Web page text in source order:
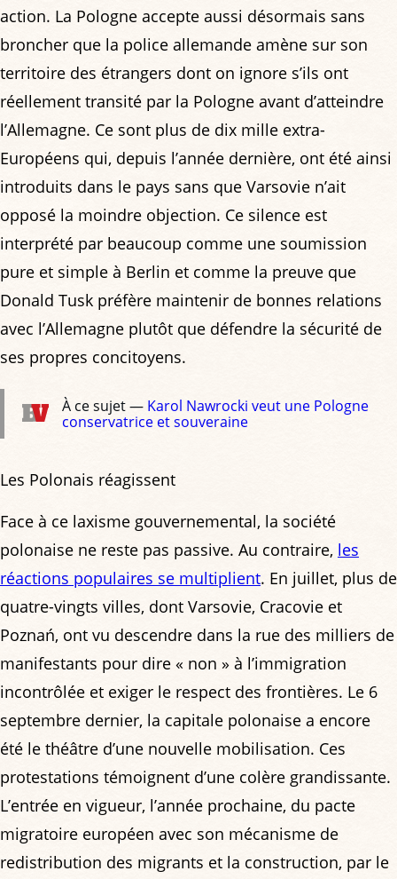
action. La Pologne accepte aussi désormais sans
broncher que la police allemande amène sur son
territoire des étrangers dont on ignore s’ils ont
réellement transité par la Pologne avant d’atteindre
l’Allemagne. Ce sont plus de dix mille extra-
Européens qui, depuis l’année dernière, ont été ainsi
introduits dans le pays sans que Varsovie n’ait
opposé la moindre objection. Ce silence est
interprété par beaucoup comme une soumission
pure et simple à Berlin et comme la preuve que
Donald Tusk préfère maintenir de bonnes relations
avec l’Allemagne plutôt que défendre la sécurité de
ses propres concitoyens.
À ce sujet — Karol Nawrocki veut une Pologne
conservatrice et souveraine
Les Polonais réagissent
Face à ce laxisme gouvernemental, la société
polonaise ne reste pas passive. Au contraire, les
réactions populaires se multiplient. En juillet, plus de
quatre-vingts villes, dont Varsovie, Cracovie et
Poznań, ont vu descendre dans la rue des milliers de
manifestants pour dire « non » à l’immigration
incontrôlée et exiger le respect des frontières. Le 6
septembre dernier, la capitale polonaise a encore
été le théâtre d’une nouvelle mobilisation. Ces
protestations témoignent d’une colère grandissante.
L’entrée en vigueur, l’année prochaine, du pacte
migratoire européen avec son mécanisme de
redistribution des migrants et la construction, par le